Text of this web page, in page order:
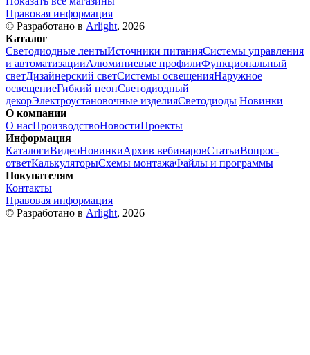
Правовая информация
© Разработано в Arlight, 2026
Каталог
Светодиодные лентыИсточники питанияСистемы управления
и автоматизацииАлюминиевые профилиФункциональный
светДизайнерский светСистемы освещенияНаружное
освещениеГибкий неонСветодиодный
декорЭлектроустановочные изделияСветодиоды Новинки
О компании
О насПроизводствоНовостиПроекты
Информация
КаталогиВидеоНовинкиАрхив вебинаровСтатьиВопрос-
ответКалькуляторыСхемы монтажаФайлы и программы
Покупателям
Контакты
Правовая информация
© Разработано в Arlight, 2026